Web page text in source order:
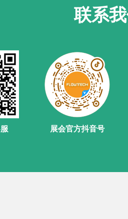
联系
展会官方抖音号